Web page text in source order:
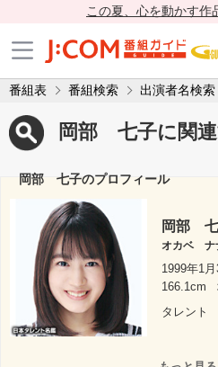
この夏、心を動かす作
番組表 番組検索 出演者名検索
岡部 七子に関連
岡部 七子のプロフィール
岡部
オカベ ナ
1999年1
166.1cm
タレント